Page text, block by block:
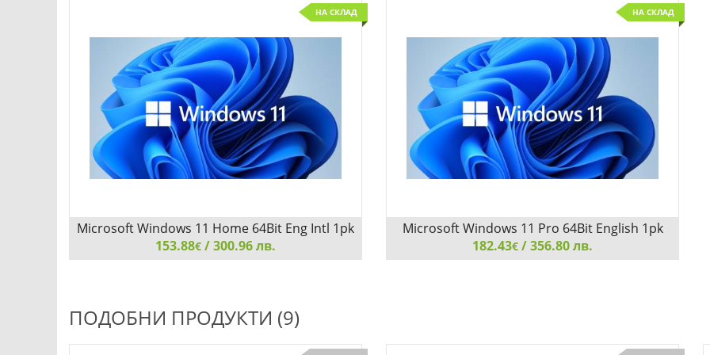
НА СКЛАД
Microsoft Windows 11 Home 64Bit Eng Intl 1pk
DSP OEI DVD
153.88€ / 300.96 лв.
НА СКЛАД
Microsoft Windows 11 Pro 64Bit English 1pk
DSP OEI DVD
182.43€ / 356.80 лв.
ПОДОБНИ ПРОДУКТИ (9)